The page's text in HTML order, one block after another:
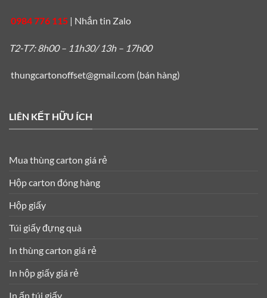
0984 776 115 | Nhắn tin Zalo
T2-T7: 8h00 – 11h30/ 13h – 17h00
thungcartonoffset@gmail.com (bán hàng)
LIÊN KẾT HỮU ÍCH
Mua thùng carton giá rẻ
Hộp carton đóng hàng
Hộp giấy
Túi giấy đựng quà
In thùng carton giá rẻ
In hộp giấy giá rẻ
In ấn túi giấy